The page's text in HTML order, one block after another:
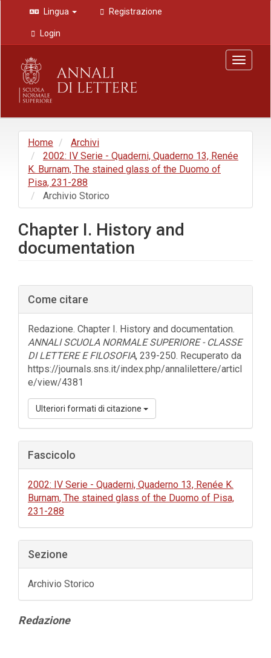
Navigazione
principale
Contenuto
principale
Barra
laterale
Lingua Registrazione
Login
Toggle
Home
Archivi
2002: IV Serie - Quaderni, Quaderno 13, Renée
K. Burnam, The stained glass of the Duomo of
Pisa, 231-288
Archivio Storico
Chapter I. History and
documentation
Barra
laterale
dell'articolo
Come citare
Redazione. Chapter I. History and documentation.
ANNALI SCUOLA NORMALE SUPERIORE - CLASSE
DI LETTERE E FILOSOFIA, 239-250. Recuperato da
https://journals.sns.it/index.php/annalilettere/articl
e/view/4381
Ulteriori formati di citazione
Fascicolo
2002: IV Serie - Quaderni, Quaderno 13, Renée K.
Burnam, The stained glass of the Duomo of Pisa,
231-288
Sezione
Archivio Storico
Contenuto
Redazione